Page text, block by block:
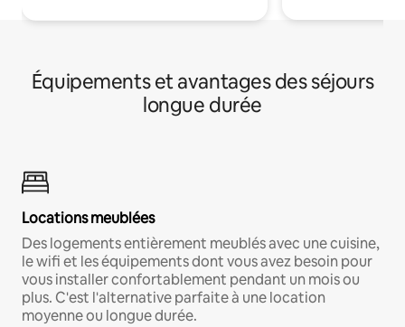
Équipements et avantages des séjours
longue durée
Locations meublées
Des logements entièrement meublés avec une cuisine,
le wifi et les équipements dont vous avez besoin pour
vous installer confortablement pendant un mois ou
plus. C'est l'alternative parfaite à une location
moyenne ou longue durée.